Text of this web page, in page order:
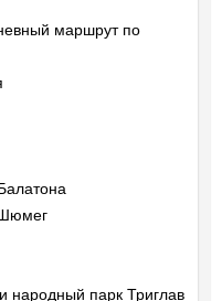
маршрут по
народный парк Триглав